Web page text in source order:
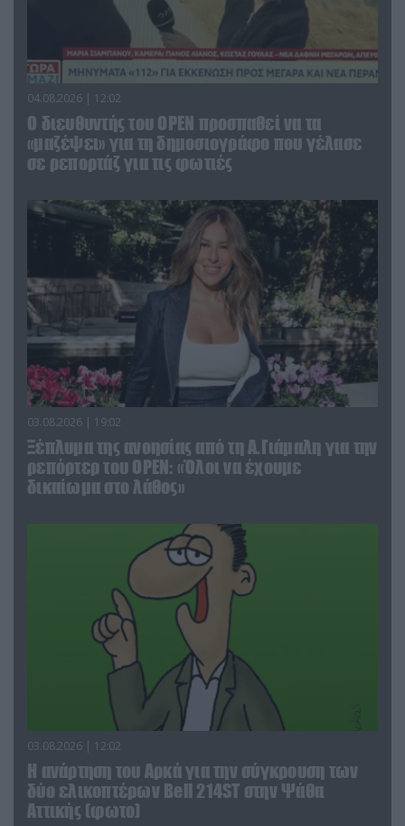
04.08.2026 | 12:02
O διευθυντής του OPEN προσπαθεί να τα
«μαζέψει» για τη δημοσιογράφο που γέλασε
σε ρεπορτάζ για τις φωτιές
03.08.2026 | 19:02
Ξέπλυμα της ανοησίας από τη Α.Γιάμαλη για την
ρεπόρτερ του ΟΡΕΝ: «Όλοι να έχουμε
δικαίωμα στο λάθος»
03.08.2026 | 12:02
Η ανάρτηση του Αρκά για την σύγκρουση των
δύο ελικοπτέρων Bell 214ST στην Ψάθα
Αττικής (φωτο)